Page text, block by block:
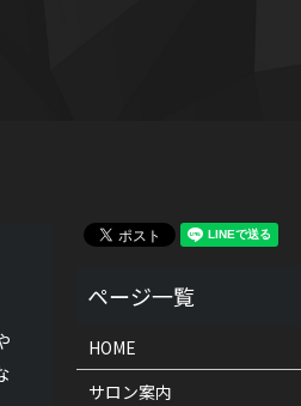
HOME
サロン案内